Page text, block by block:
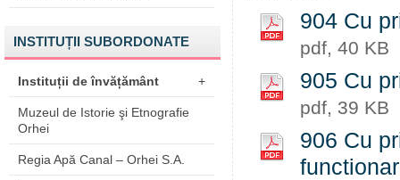
INSTITUȚII SUBORDONATE
Instituții de învățământ +
Muzeul de Istorie şi Etnografie
Orhei
Regia Apă Canal – Orhei S.A.
904 Cu
pdf, 40 KB
905 Cu
pdf, 39 KB
906 Cu